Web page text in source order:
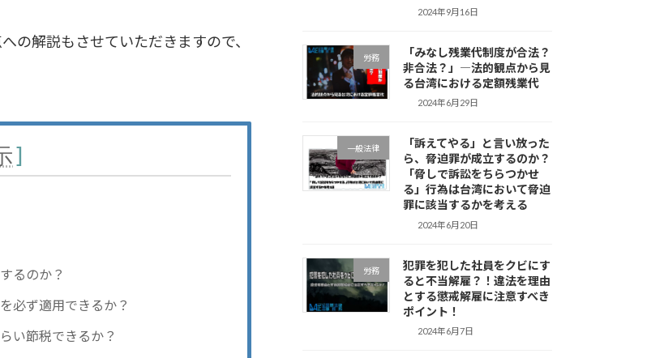
の解説もさせていただきますので、
]
るのか？
必ず適用できるか？
い節税できるか？
2024年9月16日
労務
「みなし残業代制度が合法？
非合法？」―法的観点から見
る台湾における定額残業代
2024年6月29日
一般法律
「訴えてやる」と言い放った
ら、脅迫罪が成立するのか？
「脅しで訴訟をちらつかせ
る」行為は台湾において脅迫
罪に該当するかを考える
2024年6月20日
労務
犯罪を犯した社員をクビにす
ると不当解雇？！違法を理由
とする懲戒解雇に注意すべき
ポイント！
2024年6月7日